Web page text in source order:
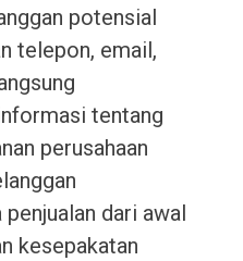
potensial
telepon, email,
tentang
perusahaan
dari awal
kesepakatan